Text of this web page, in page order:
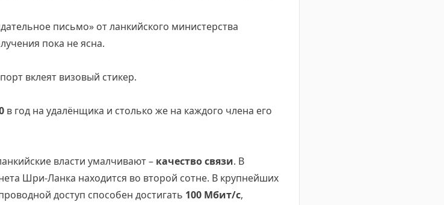
письмо» от ланкийского министерства
пока не ясна.
вклеят визовый стикер.
в год на удалёнщика и столько же на каждого члена его
власти умалчивают – качество связи. В
Шри-Ланка находится во второй сотне. В крупнейших
доступ способен достигать 100 Мбит/с,